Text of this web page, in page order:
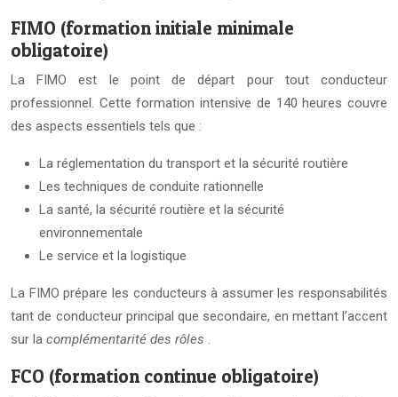
FIMO (formation initiale minimale
obligatoire)
La FIMO est le point de départ pour tout conducteur
professionnel. Cette formation intensive de 140 heures couvre
des aspects essentiels tels que :
La réglementation du transport et la sécurité routière
Les techniques de conduite rationnelle
La santé, la sécurité routière et la sécurité
environnementale
Le service et la logistique
La FIMO prépare les conducteurs à assumer les responsabilités
tant de conducteur principal que secondaire, en mettant l’accent
sur la complémentarité des rôles .
FCO (formation continue obligatoire)